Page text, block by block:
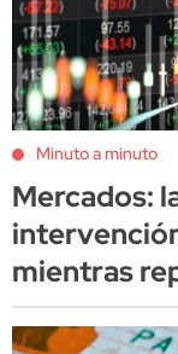
Minuto a minuto
Mercados:
mientras